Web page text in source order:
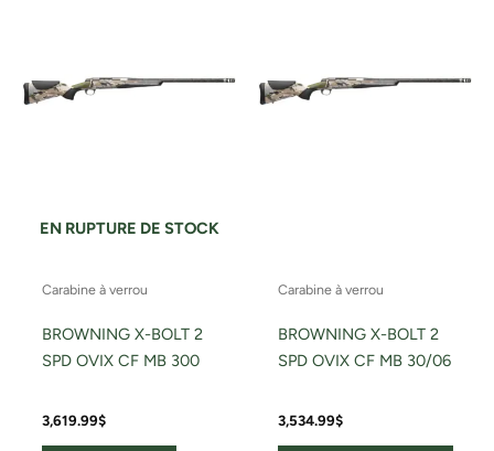
EN RUPTURE DE STOCK
Carabine à verrou
BROWNING X-BOLT 2
SPD OVIX CF MB 300
3,619.99$
Carabine à verrou
BROWNING X-BOLT 2
SPD OVIX CF MB 30/06
3,534.99$